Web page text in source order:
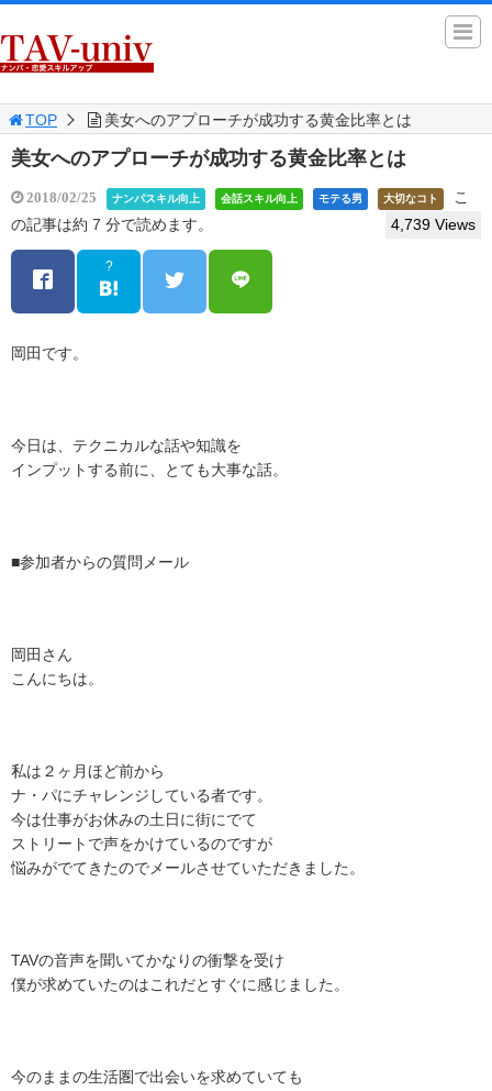
TOP 美女へのアプローチが成功する黄金比率とは
美女へのアプローチが成功する黄金比率とは
2018/02/25 ナンパスキル向上 会話スキル向上 モテる男 大切なコト
こ
の記事は約 7 分で読めます。
4,739 Views
?
岡田です。
今日は、テクニカルな話や知識を
インプットする前に、とても大事な話。
■参加者からの質問メール
岡田さん
こんにちは。
私は２ヶ月ほど前から
ナ・パにチャレンジしている者です。
今は仕事がお休みの土日に街にでて
ストリートで声をかけているのですが
悩みがでてきたのでメールさせていただきました。
TAVの音声を聞いてかなりの衝撃を受け
僕が求めていたのはこれだとすぐに感じました。
今のままの生活圏で出会いを求めていても